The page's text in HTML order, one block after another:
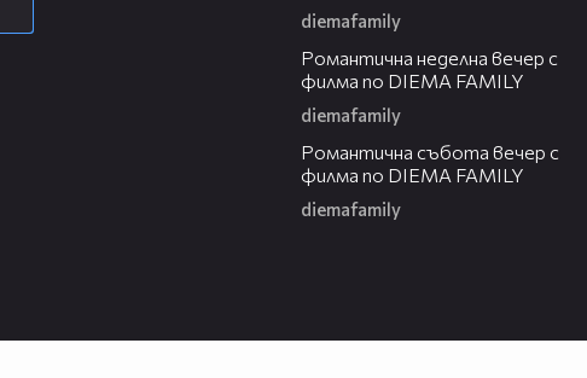
diemafamily
Романтичнa неделна вечер с
филма по DIEMA FAMILY
diemafamily
Романтичнa събота вечер с
филма по DIEMA FAMILY
diemafamily